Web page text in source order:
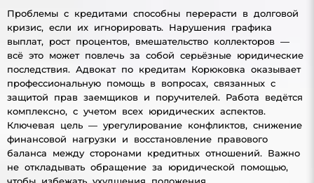
Проблемы с кредитами способны перерасти в долговой
кризис, если их игнорировать. Нарушения графика
выплат, рост процентов, вмешательство коллекторов —
всё это может повлечь за собой серьёзные юридические
последствия. Адвокат по кредитам Корюковка оказывает
профессиональную помощь в вопросах, связанных с
защитой прав заемщиков и поручителей. Работа ведётся
комплексно, с учетом всех юридических аспектов.
Ключевая цель — урегулирование конфликтов, снижение
финансовой нагрузки и восстановление правового
баланса между сторонами кредитных отношений. Важно
не откладывать обращение за юридической помощью,